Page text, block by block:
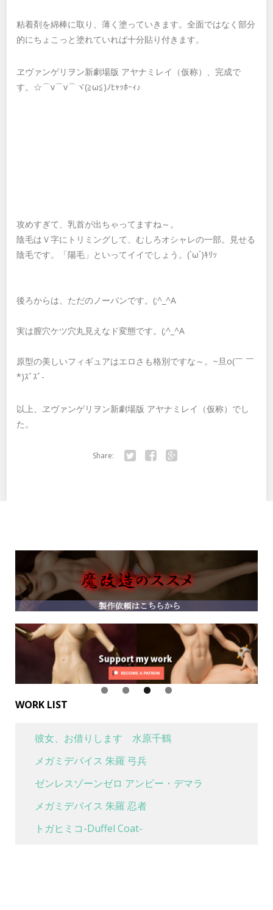
粘着剤を綿棒に取り、薄く塗っていきます。全面ではなく部分
的にちょこっと塗れていれば十分貼り付きます。
ヱヴァンゲリヲン新劇場版 アヤナミレイ（仮称）、完成で
す。☆⌒v⌒v⌒ヾ(≧ω≦)ﾉﾋｬｯﾎｰｨ♪
攻めすぎて、乳首が出ちゃってますね～。
陰毛はＶ字にトリミングして、むしろオシャレの一部。見せる
陰毛です。「陽毛」といってイイでしょう。(`ω´)ｷﾘｯ
後ろからは、ただのノーパンです。(;^_^A
実は膣穴ケツ穴丸見えなド変態です。(;^_^A
原型の美しいフィギュアはエロさも格別ですな～。~旦o(￣ ￣
*)ｽﾞｽﾞ-
以上、ヱヴァンゲリヲン新劇場版 アヤナミレイ（仮称）でし
た。
Share:
WORK LIST
彼女、お借りします 水原千鶴
メガミデバイス 朱羅 弓兵
ゼンレスゾーンゼロ アンビー・デマラ
メガミデバイス 朱羅 忍者
トガヒミコ-Duffel Coat-